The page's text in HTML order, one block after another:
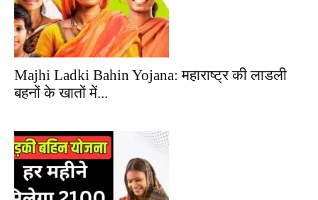
Majhi Ladki Bahin Yojana: महाराष्ट्र की लाडली
बहनों के खातों में...